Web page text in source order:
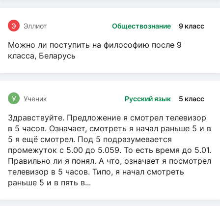
Обществознание 9 класс
Э Эллиот
Можно ли поступить на философию после 9
класса, Беларусь
Русский язык 5 класс
У Ученик
Здравствуйте. Предложение я смотрел телевизор
в 5 часов. Означает, смотреть я начал раньше 5 и в
5 я ещё смотрел. Под 5 подразумевается
промежуток с 5.00 до 5.059. То есть время до 5.01.
Правильно ли я понял. А что, означает я посмотрел
телевизор в 5 часов. Типо, я начал смотреть
раньше 5 и в пять в...